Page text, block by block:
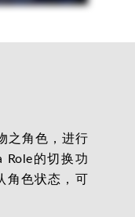
之角色，进行
Role的切换功
角色状态，可